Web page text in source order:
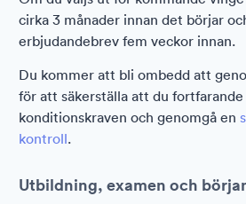
cirka 3 månader innan det börjar
erbjudandebrev fem veckor innan.
Du kommer att bli ombedd att
för att säkerställa att du
konditionskraven och genomgå en
kontroll.
Utbildning, examen och